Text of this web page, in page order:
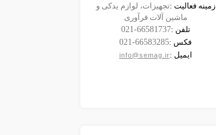
مشاهده
شرکت
زمینه فعالیت :تجهیزات، لوازم یدکی و
ماشین آلات فرآوری
تلفن :021-66581737
فکس :021-66583285
ایمیل :info@semag.ir